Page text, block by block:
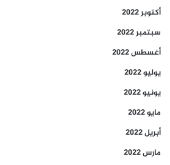
أكتوبر 2022
سبتمبر 2022
أغسطس 2022
يوليو 2022
يونيو 2022
مايو 2022
أبريل 2022
مارس 2022